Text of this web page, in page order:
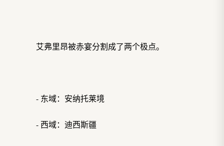
艾弗里昂被赤宴分割成了两个极点。
- 东域：安纳托莱境
- 西域：迪西斯疆